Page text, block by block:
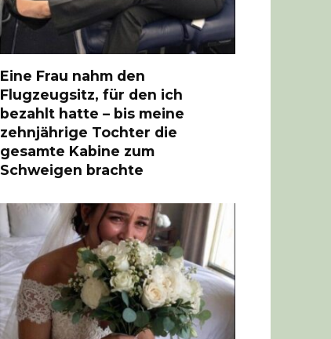
Eine Frau nahm den
Flugzeugsitz, für den ich
bezahlt hatte – bis meine
zehnjährige Tochter die
gesamte Kabine zum
Schweigen brachte